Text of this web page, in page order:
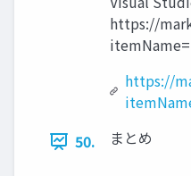
https://
https://
50.
まとめ